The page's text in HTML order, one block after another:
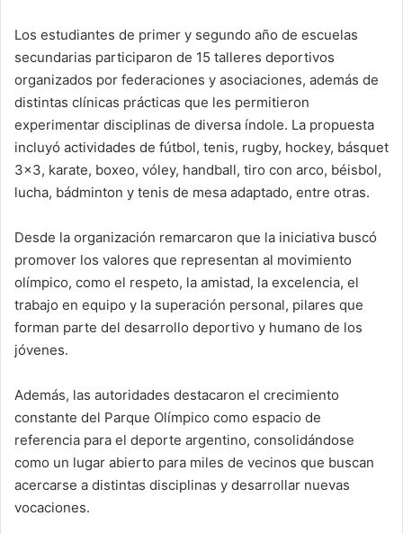
Los estudiantes de primer y segundo año de escuelas
secundarias participaron de 15 talleres deportivos
organizados por federaciones y asociaciones, además de
distintas clínicas prácticas que les permitieron
experimentar disciplinas de diversa índole. La propuesta
incluyó actividades de fútbol, tenis, rugby, hockey, básquet
3×3, karate, boxeo, vóley, handball, tiro con arco, béisbol,
lucha, bádminton y tenis de mesa adaptado, entre otras.
Desde la organización remarcaron que la iniciativa buscó
promover los valores que representan al movimiento
olímpico, como el respeto, la amistad, la excelencia, el
trabajo en equipo y la superación personal, pilares que
forman parte del desarrollo deportivo y humano de los
jóvenes.
Además, las autoridades destacaron el crecimiento
constante del Parque Olímpico como espacio de
referencia para el deporte argentino, consolidándose
como un lugar abierto para miles de vecinos que buscan
acercarse a distintas disciplinas y desarrollar nuevas
vocaciones.